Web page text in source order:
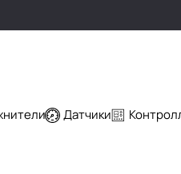
Датчики